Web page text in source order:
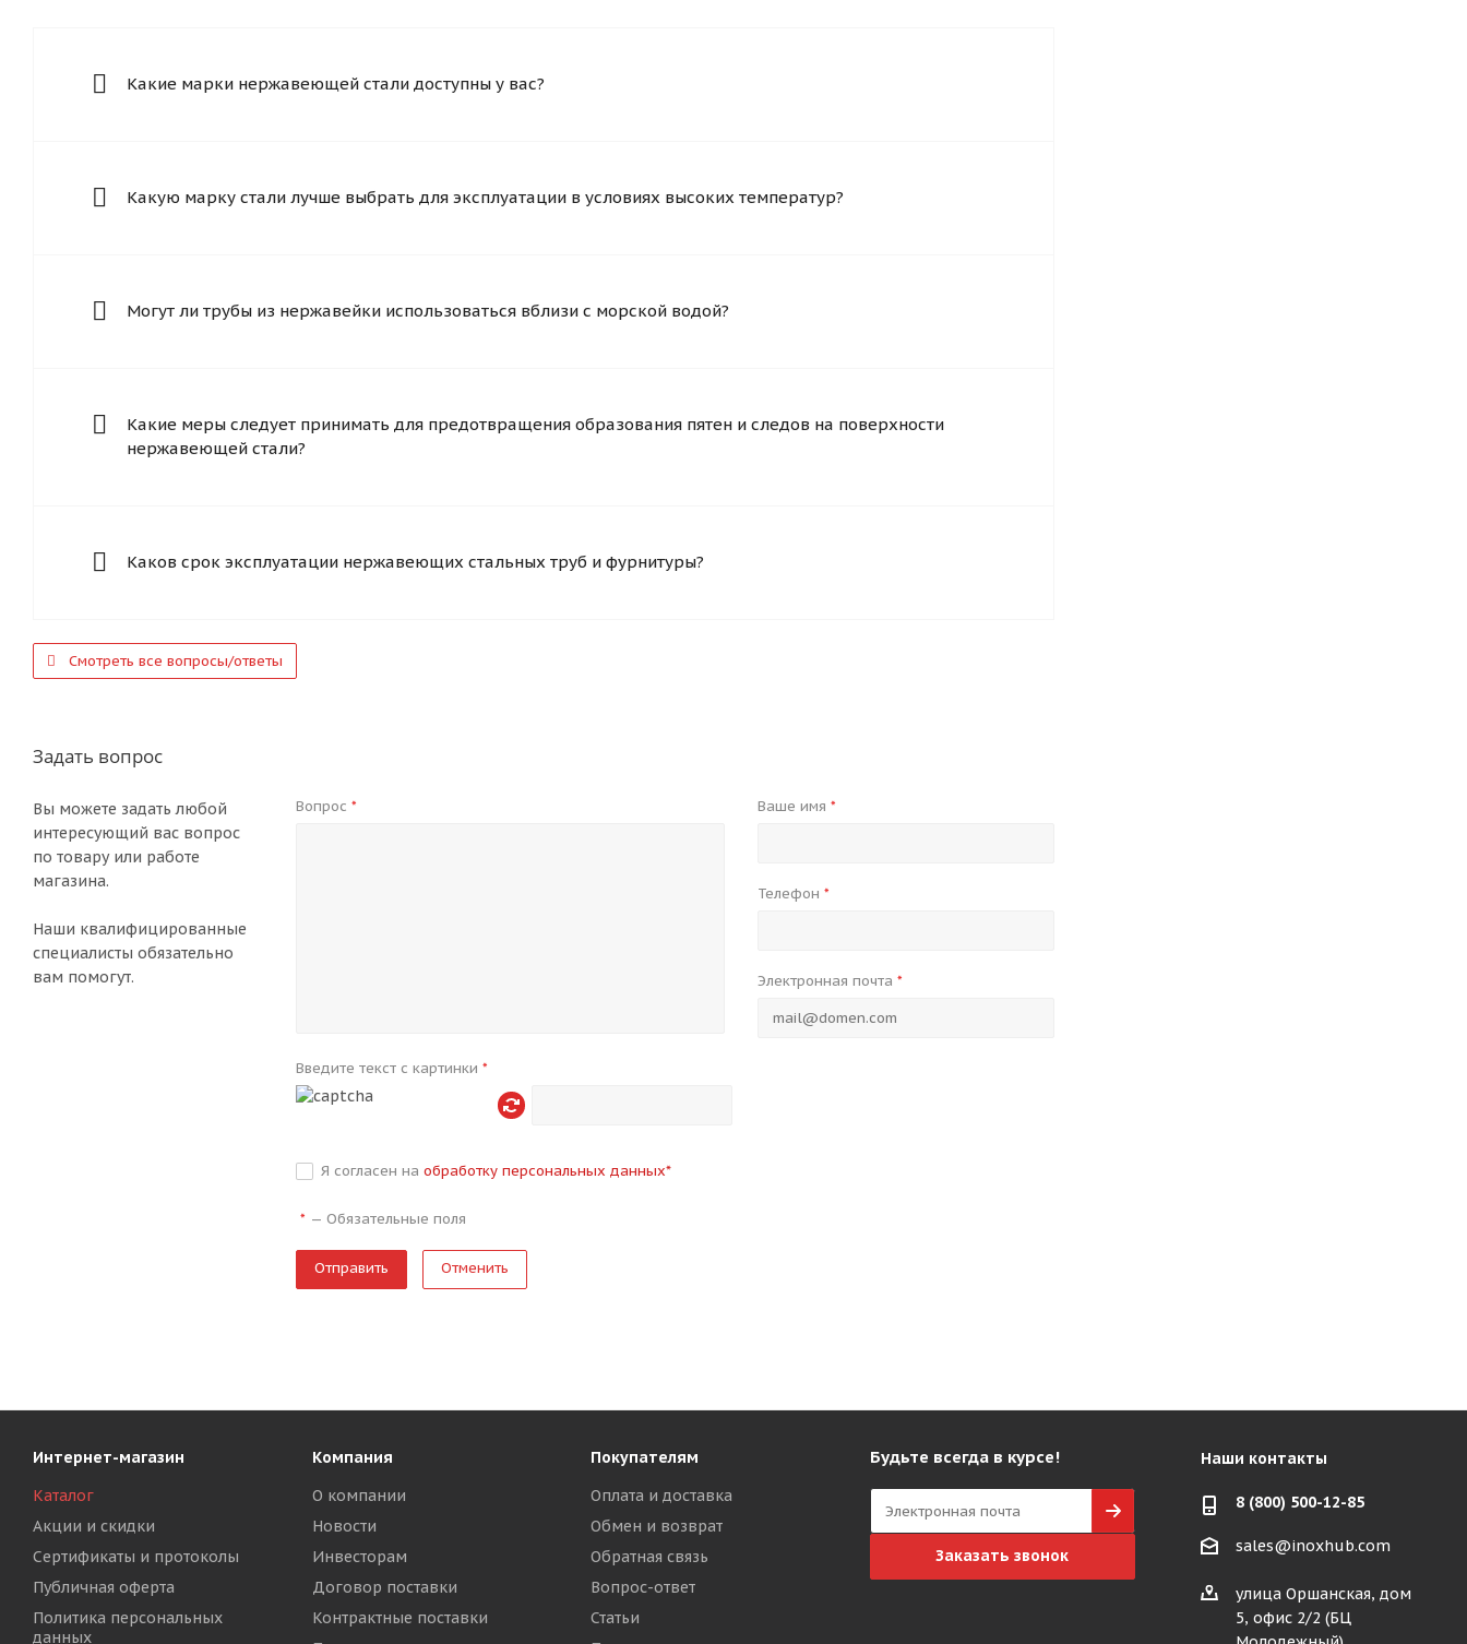
Какие марки нержавеющей стали доступны у вас?
Какую марку стали лучше выбрать для эксплуатации в условиях высоких температур?
Могут ли трубы из нержавейки использоваться вблизи с морской водой?
Какие меры следует принимать для предотвращения образования пятен и следов на поверхности
нержавеющей стали?
Каков срок эксплуатации нержавеющих стальных труб и фурнитуры?
Смотреть все вопросы/ответы
Задать вопрос
Вы можете задать любой
интересующий вас вопрос
по товару или работе
магазина.
Наши квалифицированные
специалисты обязательно
вам помогут.
Вопрос* Ваше имя *
Телефон *
Электронная почта *
Введите текст с картинки*
Я согласен наобработку персональных данных*
* —Обязательные поля
Отменить
Интернет-магазин
Каталог
Акции и скидки
Сертификаты и протоколы
Публичная оферта
Политика персональных
данных
Компания
О компании
Новости
Инвесторам
Договор поставки
Контрактные поставки
Покупателям
Оплата и доставка
Обмен и возврат
Обратная связь
Вопрос-ответ
Статьи
Будьте всегда в курсе!
Заказать звонок
Наши контакты
8 (800) 500-12-85
sales@inoxhub.com
улица Оршанская, дом
5, офис 2/2 (БЦ